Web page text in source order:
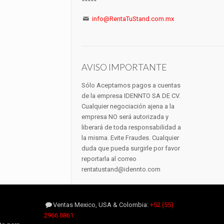
info@RentaTuStand.com.mx
AVISO IMPORTANTE
Sólo Aceptamos pagos a cuentas
de la empresa IDENNTO SA DE CV.
Cualquier negociación ajena a la
empresa NO será autorizada y
liberará de toda responsabilidad a
la misma. Evite Fraudes. Cualquier
duda que pueda surgirle por favor
reportarla al correo
rentatustand@idennto.com
Ventas Mexico, USA & Colombia:+52 (55)
2966.0861